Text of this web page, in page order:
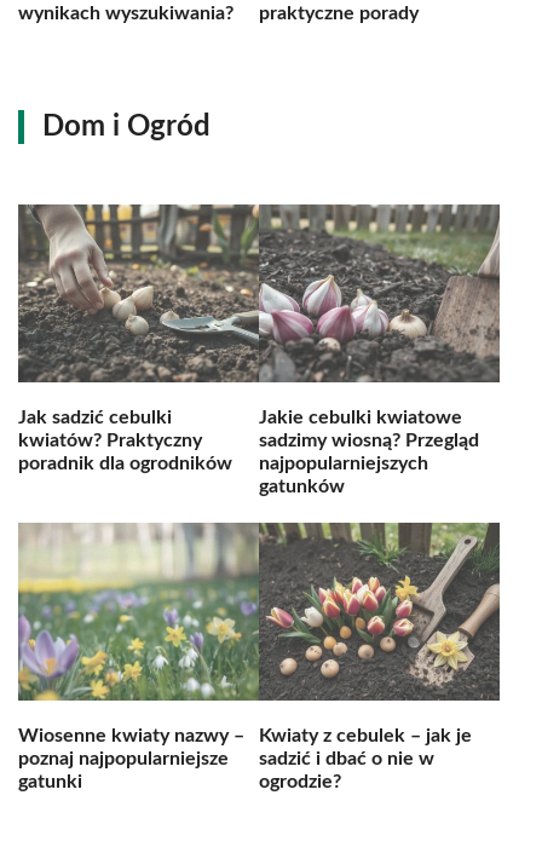
wynikach wyszukiwania? praktyczne porady
Dom i Ogród
Jak sadzić cebulki
kwiatów? Praktyczny
poradnik dla ogrodników
Jakie cebulki kwiatowe
sadzimy wiosną? Przegląd
najpopularniejszych
gatunków
Wiosenne kwiaty nazwy –
poznaj najpopularniejsze
gatunki
Kwiaty z cebulek – jak je
sadzić i dbać o nie w
ogrodzie?